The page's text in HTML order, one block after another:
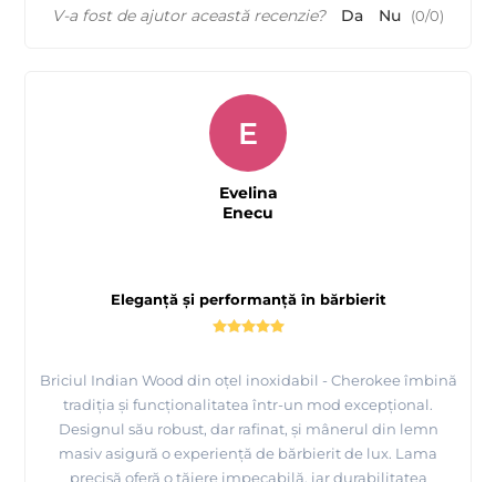
V-a fost de ajutor această recenzie? Da Nu (0/0)
Eleganță și performanță în bărbierit
Briciul Indian Wood din oțel inoxidabil - Cherokee îmbină
tradiția și funcționalitatea într-un mod excepțional.
Designul său robust, dar rafinat, și mânerul din lemn
masiv asigură o experiență de bărbierit de lux. Lama
precisă oferă o tăiere impecabilă, iar durabilitatea
E
Evelina
Enecu